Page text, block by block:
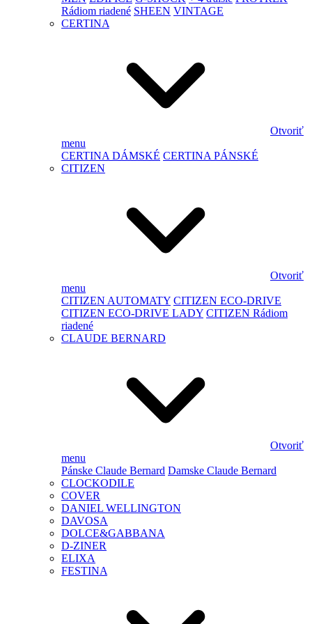
Rádiom riadené SHEEN VINTAGE
CERTINA
Otvoriť
menu
CERTINA DÁMSKÉ CERTINA PÁNSKÉ
CITIZEN
Otvoriť
menu
CITIZEN AUTOMATY CITIZEN ECO-DRIVE
CITIZEN ECO-DRIVE LADY CITIZEN Rádiom
riadené
CLAUDE BERNARD
Otvoriť
menu
Pánske Claude Bernard Damske Claude Bernard
CLOCKODILE
COVER
DANIEL WELLINGTON
DAVOSA
DOLCE&GABBANA
D-ZINER
ELIXA
FESTINA